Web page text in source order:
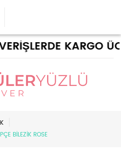
KARGO
BİLEZİK ROSE